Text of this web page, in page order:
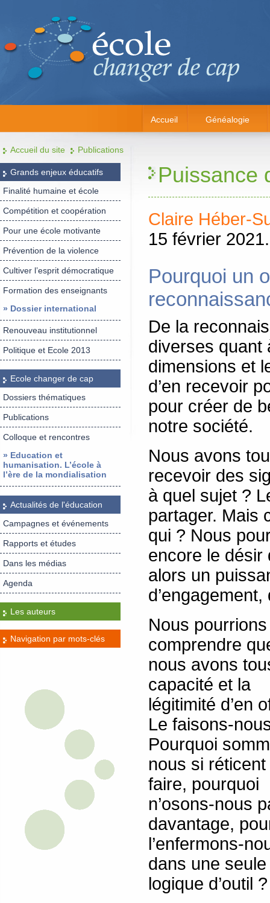
Accueil Généalogie
Accueil du site Publications
Grands enjeux éducatifs
Finalité humaine et école
Compétition et coopération
Pour une école motivante
Prévention de la violence
Cultiver l’esprit démocratique
Formation des enseignants
» Dossier international
Renouveau institutionnel
Politique et Ecole 2013
Ecole changer de cap
Dossiers thématiques
Publications
Colloque et rencontres
» Education et
humanisation. L’école à
l’ère de la mondialisation
Actualités de l'éducation
Campagnes et événements
Rapports et études
Dans les médias
Agenda
Les auteurs
Navigation par mots-clés
Puissance
Claire Héber-
15 février 2021.
Pourquoi un
De la
diverses quant
dimensions et
d’en recevoir
pour créer de
notre société.
Nous avons
recevoir des
à quel sujet ?
partager. Mais
qui ? Nous
encore le désir
alors un
d’engagement,
Nous pourrions
comprendre
nous avons
capacité et la
légitimité d’en
Le faisons-
Pourquoi
nous si réticent
faire, pourquoi
n’osons-nous
davantage,
l’enfermons-
dans une seule
logique d’outil ?